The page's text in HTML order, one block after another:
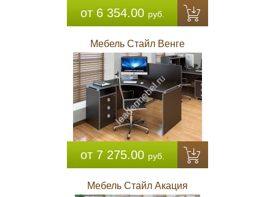
от 6 354.00 руб.
Мебель Стайл Венге
от 7 275.00 руб.
Мебель Стайл Акация